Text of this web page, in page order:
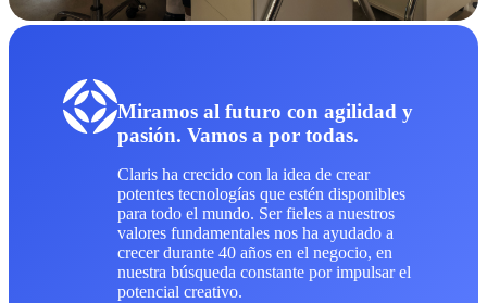
Miramos al futuro con agilidad y
pasión. Vamos a por todas.
Claris ha crecido con la idea de crear
potentes tecnologías que estén disponibles
para todo el mundo. Ser fieles a nuestros
valores fundamentales nos ha ayudado a
crecer durante 40 años en el negocio, en
nuestra búsqueda constante por impulsar el
potencial creativo.